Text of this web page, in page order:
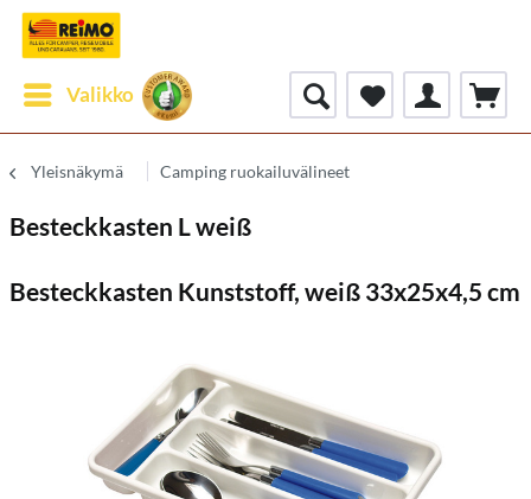
Valikko
Yleisnäkymä Camping ruokailuvälineet
Besteckkasten L weiß
Besteckkasten Kunststoff, weiß 33x25x4,5 cm